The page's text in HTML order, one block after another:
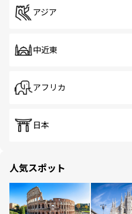
アジア
中近東
アフリカ
日本
人気スポット